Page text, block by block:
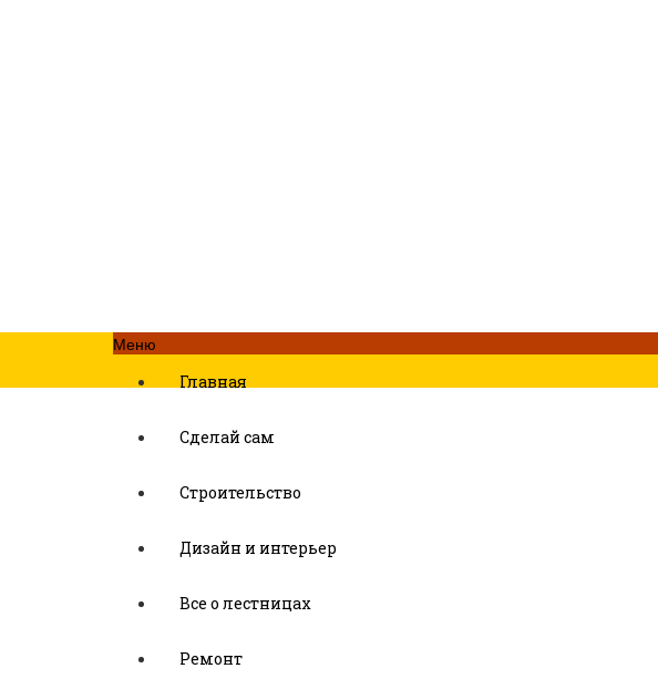
Меню
Главная
Сделай сам
Строительство
Дизайн и интерьер
Все о лестницах
Ремонт